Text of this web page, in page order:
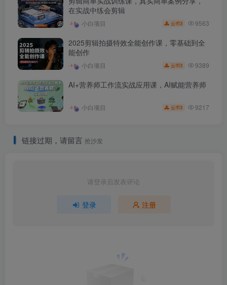
在实战中练会剪辑
小白项目 云币3 9563
2025剪辑拍摄特效全能创作课，零基础到全
能创作
小白项目 云币3 9389
AI+营养师工作流实战应用课，AI赋能营养师
小白项目 云币3 9217
链接过期，请留言 抢沙发
请登录后发表评论
登录 注册